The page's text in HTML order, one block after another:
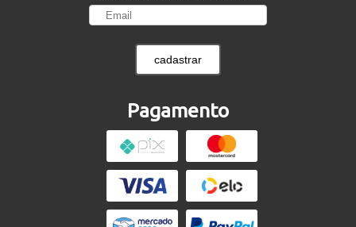
cadastrar
Pagamento